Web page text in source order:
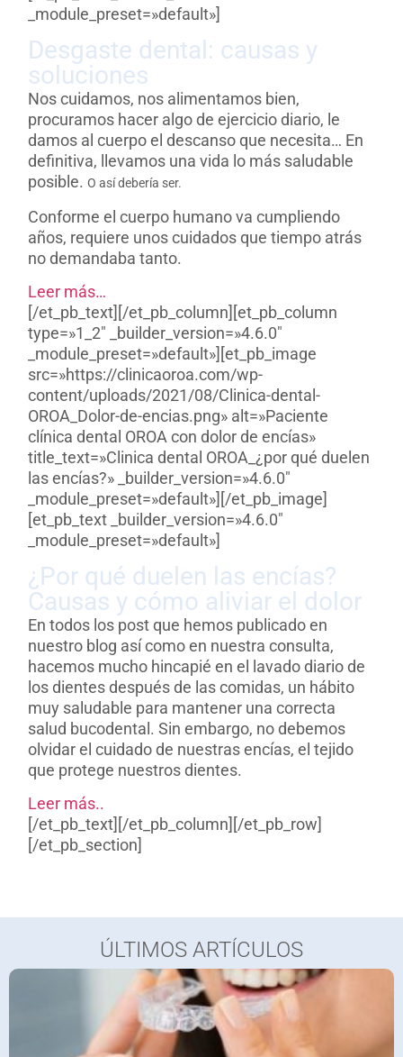
_module_preset=»default»]
Desgaste dental: causas y
soluciones
Nos cuidamos, nos alimentamos bien,
procuramos hacer algo de ejercicio diario, le
damos al cuerpo el descanso que necesita… En
definitiva, llevamos una vida lo más saludable
posible.O así debería ser.
Conforme el cuerpo humano va cumpliendo
años, requiere unos cuidados que tiempo atrás
no demandaba tanto.
Leer más…
[/et_pb_text][/et_pb_column][et_pb_column
type=»1_2″ _builder_version=»4.6.0″
_module_preset=»default»][et_pb_image
src=»https://clinicaoroa.com/wp-
content/uploads/2021/08/Clinica-dental-
OROA_Dolor-de-encias.png» alt=»Paciente
clínica dental OROA con dolor de encías»
title_text=»Clinica dental OROA_¿por qué duelen
las encías?» _builder_version=»4.6.0″
_module_preset=»default»][/et_pb_image]
[et_pb_text _builder_version=»4.6.0″
_module_preset=»default»]
¿Por qué duelen las encías?
Causas y cómo aliviar el dolor
En todos los post que hemos publicado en
nuestro blog así como en nuestra consulta,
hacemos mucho hincapié en el lavado diario de
los dientes después de las comidas, un hábito
muy saludable para mantener una correcta
salud bucodental.Sin embargo, no debemos
olvidar el cuidado de nuestras encías, el tejido
que protege nuestros dientes.
Leer más..
[/et_pb_text][/et_pb_column][/et_pb_row]
[/et_pb_section]
ÚLTIMOS ARTÍCULOS